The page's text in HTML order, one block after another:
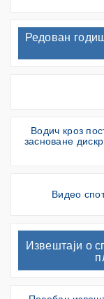
Редован
Водич кроз
засноване
Видео
Извештаји о